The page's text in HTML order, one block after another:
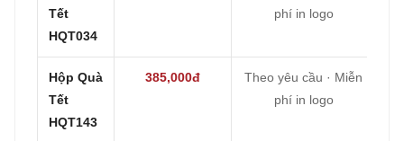
Tết
HQT034
phí in logo
Hộp Quà
Tết
HQT143
385,000đ
Theo yêu cầu · Miễn
phí in logo